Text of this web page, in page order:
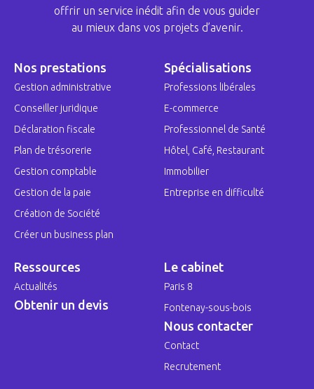
offrir un service inédit afin de vous guider
au mieux dans vos projets d’avenir.
Nos prestations
Gestion administrative
Conseiller juridique
Déclaration fiscale
Plan de trésorerie
Gestion comptable
Gestion de la paie
Création de Société
Créer un business plan
Spécialisations
Professions libérales
E-commerce
Professionnel de Santé
Hôtel, Café, Restaurant
Immobilier
Entreprise en difficulté
Ressources
Actualités
Obtenir un devis
Le cabinet
Paris 8
Fontenay-sous-bois
Nous contacter
Contact
Recrutement